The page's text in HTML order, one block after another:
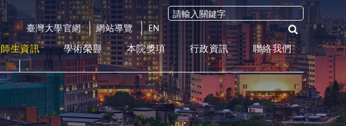
臺灣大學官網 網站導覽 EN
師生資訊 學術榮譽 本院獎項 行政資訊 聯絡我們